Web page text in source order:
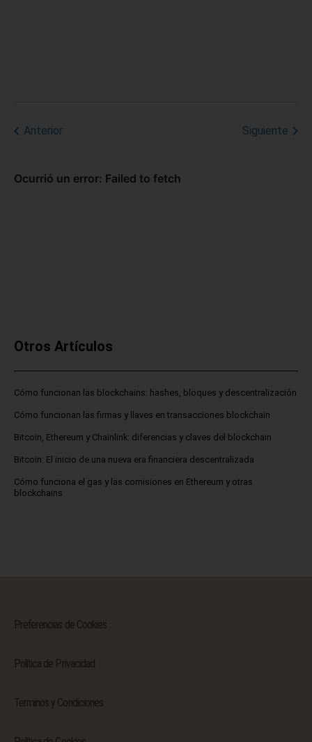
Anterior Siguiente
Otros Artículos
Cómo funcionan las blockchains: hashes, bloques y descentralización
Cómo funcionan las firmas y llaves en transacciones blockchain
Bitcoin, Ethereum y Chainlink: diferencias y claves del blockchain
Bitcoin: El inicio de una nueva era financiera descentralizada
Cómo funciona el gas y las comisiones en Ethereum y otras
blockchains
Preferencias de Cookies
Política de Privacidad
Terminos y Condiciones